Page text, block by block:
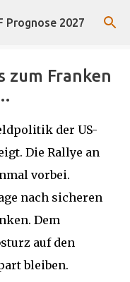
Prognose 2027
zum Franken
der US-
Die Rallye an
vorbei.
nach sicheren
Dem
auf den
bleiben.